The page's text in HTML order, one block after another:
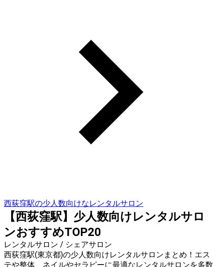
西荻窪駅の少人数向けなレンタルサロン
【西荻窪駅】少人数向けレンタルサロ
ンおすすめTOP20
レンタルサロン / シェアサロン
西荻窪駅(東京都)の少人数向けレンタルサロンまとめ！エス
テや整体、ネイルやセラピーに最適なレンタルサロンを多数